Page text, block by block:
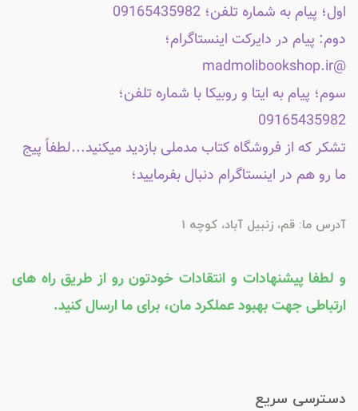
اول؛ پیام به شماره تلفن؛ 09165435982
دوم: پیام در دایرکت اینستاگرام؛
@madmolibookshop.ir
سوم؛ پیام به ایتا و روبیکا با شماره تلفن؛
09165435982
تشکر که از فروشگاه کتاب مدملی بازدید میکنید...لطفاً پیج
ما رو هم در اینستاگرام دنبال بفرمایید؛
آدرس ما: قم، زنبیل آباد، کوچه 1
و لطفا پیشنهادات و انتقادات خودتون رو از طریق راه های
ارتباطی جهت بهبود عملکرد مان، برای ما ارسال کنید.
دسترسی سریع